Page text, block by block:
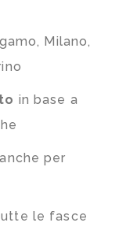
Milano,
in base a
per
le fasce